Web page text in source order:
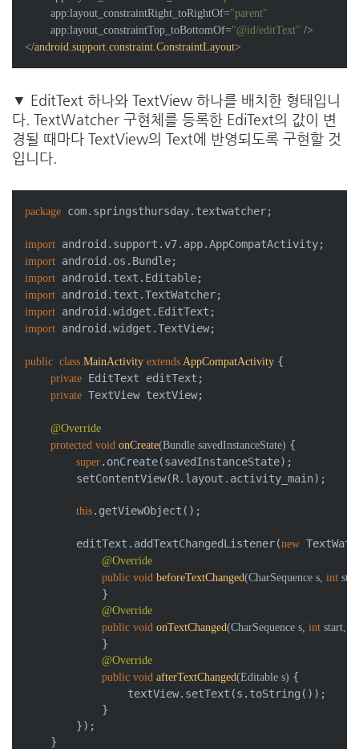
app:layout_constraintRight_toRightOf="parent"
app:layout_constraintTop_toBottomOf="@id/editText" />
</android.support.constraint.ConstraintLayout>
▼ EditText 하나와 TextView 하나를 배치한 형태입니
다. TextWatcher 구현체를 등록한 EdiText의 값이 변
경될 때마다 TextView의 Text에 반영되도록 구현할 것
입니다.
package com.springsthursday.textwatcher;
import
import
import
import
import
import android.widget.TextView;
public class MainActivity extends AppCompatActivity {
private EditText editText;
private TextView textView;
@Override
protected void onCreate(Bundle savedInstanceState) {
super .onCreate(savedInstanceState);
        setContentView(R.layout.activity_main);
this .getViewObject();
        editText.addTextChangedListener(
new
@Override
public void beforeTextChanged(CharSequence s, int
            }
@Override
public void onTextChanged(CharSequence s, int start,
            }
@Override
public void afterTextChanged(Editable s) {
                textView.setText(s.toString());
            }
        });
    }